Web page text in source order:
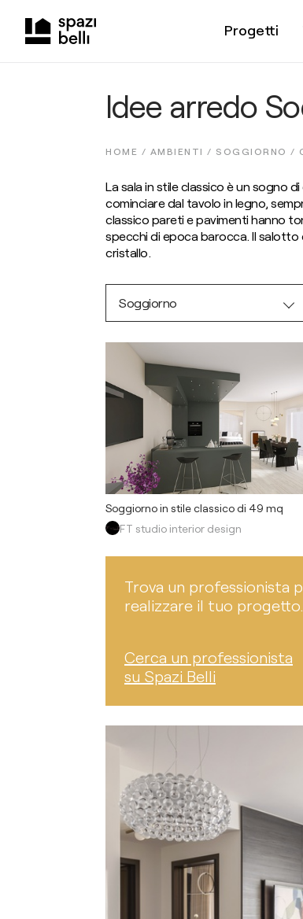
Progetti
Idee arredo
HOME / AMBIENTI / SOGGIORNO /
La sala in stile classico è un sogno
cominciare dal tavolo in legno,
classico pareti e pavimenti hanno
specchi di epoca barocca. Il salotto
cristallo.
Soggiorno
Soggiorno in stile classico di 49 mq
FT studio interior design
Trova un professionista
realizzare il tuo progetto.
Cerca un professionista
su Spazi Belli